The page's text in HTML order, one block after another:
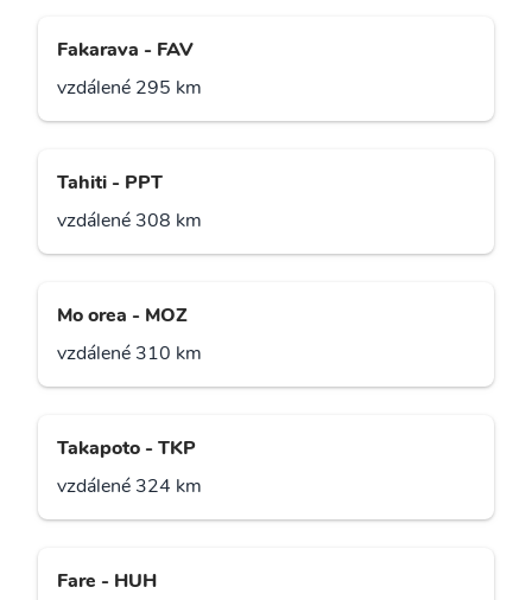
Fakarava - FAV
vzdálené 295 km
Tahiti - PPT
vzdálené 308 km
Mo orea - MOZ
vzdálené 310 km
Takapoto - TKP
vzdálené 324 km
Fare - HUH